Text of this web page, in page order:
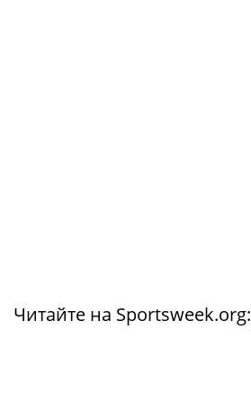
Читайте на Sportsweek.org: